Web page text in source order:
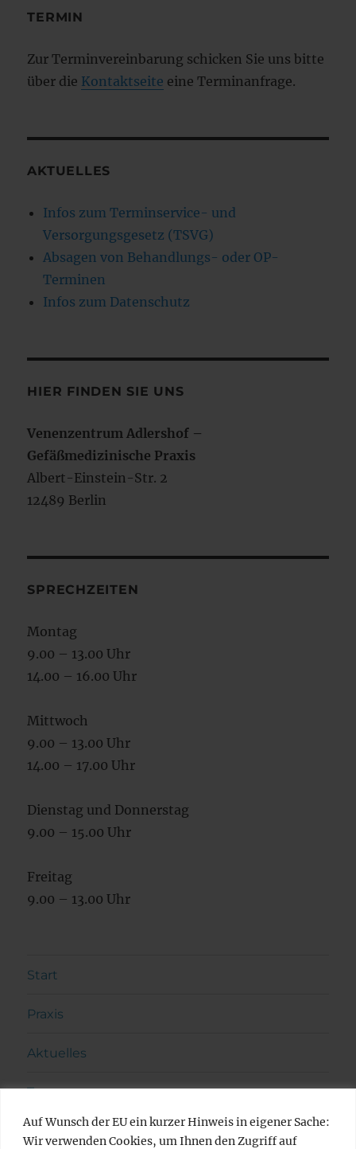
Auf Wunsch der EU ein kurzer Hinweis in eigener Sache:
Wir verwenden Cookies, um Ihnen den Zugriff auf
TERMIN
Zur Terminvereinbarung schicken Sie uns bitte
über die Kontaktseite eine Terminanfrage.
AKTUELLES
Infos zum Terminservice- und
Versorgungsgesetz (TSVG)
Absagen von Behandlungs- oder OP-
Terminen
Infos zum Datenschutz
HIER FINDEN SIE UNS
Venenzentrum Adlershof –
Gefäßmedizinische Praxis
Albert-Einstein-Str. 2
12489 Berlin
SPRECHZEITEN
Montag
9.00 – 13.00 Uhr
14.00 – 16.00 Uhr
Mittwoch
9.00 – 13.00 Uhr
14.00 – 17.00 Uhr
Dienstag und Donnerstag
9.00 – 15.00 Uhr
Freitag
9.00 – 13.00 Uhr
Start
Praxis
Aktuelles
Team
Leistungen